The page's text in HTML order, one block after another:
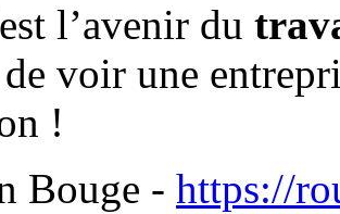
l’avenir du
voir une
!
Bouge - https://